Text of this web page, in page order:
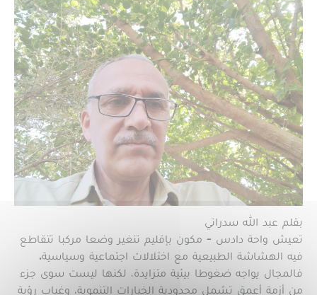
بقلم عبد الله سدراتي
تعيش واحة دادس - مكون بإقليم تنغير وضعا مركبا تتقاطع
فيه الهشاشة الطبيعية مع اختلالات اجتماعية وسياسية.
فالمجال يواجه ضغوطا بيئية متزايدة، لكنها ليست سوى جزء
من أزمة أعمق تشمل محدودية الخيارات التنموية، وغياب رؤية